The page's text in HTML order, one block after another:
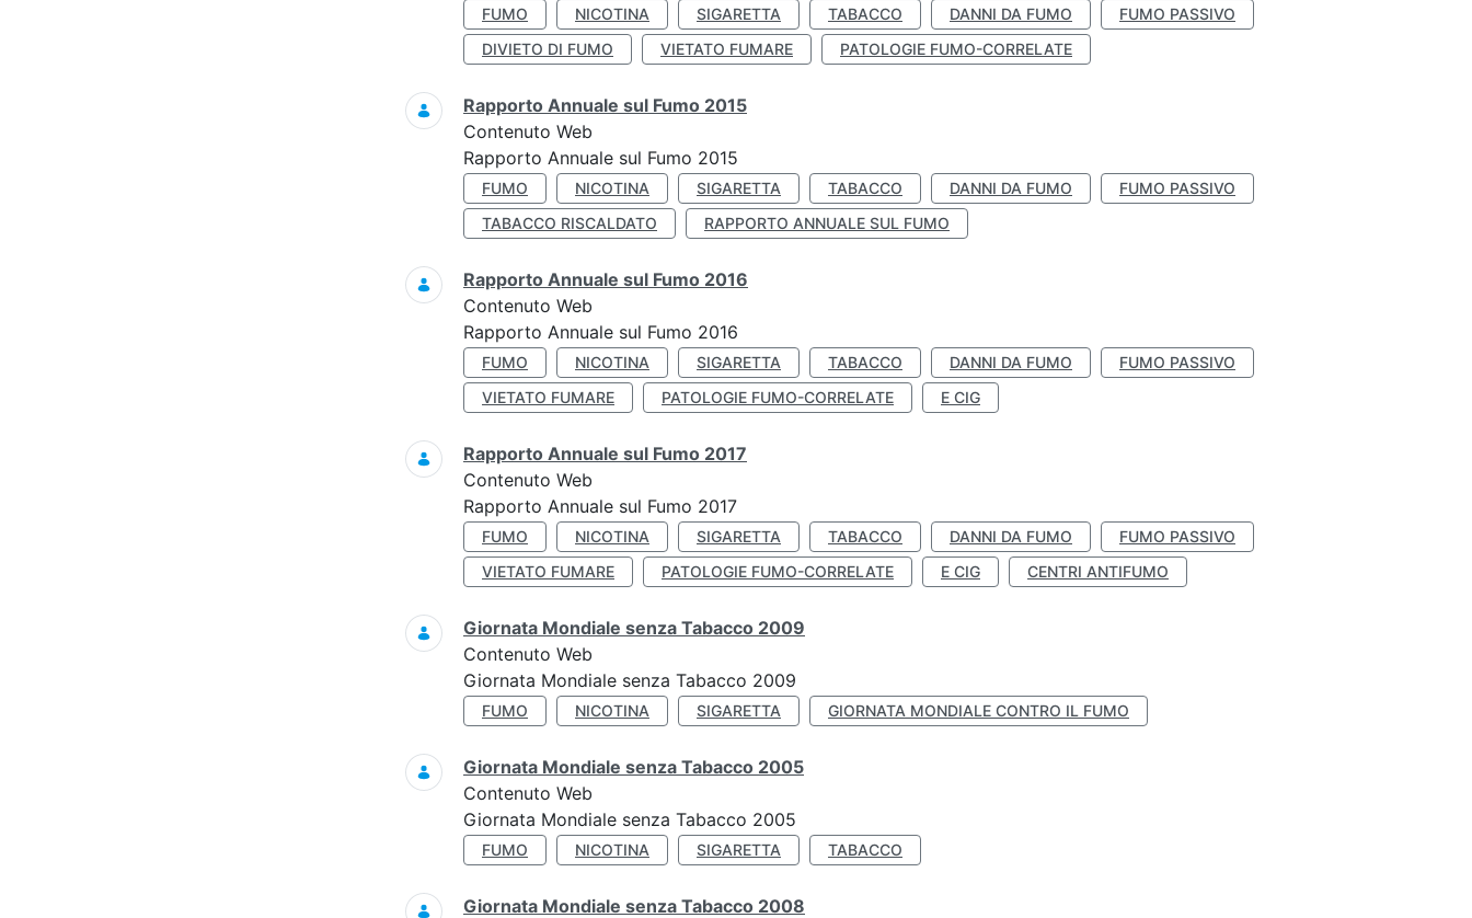
FUMO NICOTINA SIGARETTA TABACCO DANNI DA FUMO
FUMO PASSIVO
DIVIETO DI FUMO
VIETATO FUMARE PATOLOGIE FUMO-CORRELATE
Rapporto Annuale sul Fumo 2015
Contenuto Web
Rapporto Annuale sul Fumo 2015
FUMO NICOTINA SIGARETTA TABACCO DANNI DA FUMO
FUMO PASSIVO
TABACCO RISCALDATO
RAPPORTO ANNUALE SUL FUMO
Rapporto Annuale sul Fumo 2016
Contenuto Web
Rapporto Annuale sul Fumo 2016
FUMO NICOTINA SIGARETTA TABACCO DANNI DA FUMO
FUMO PASSIVO
VIETATO FUMARE
PATOLOGIE FUMO-CORRELATE E CIG
Rapporto Annuale sul Fumo 2017
Contenuto Web
Rapporto Annuale sul Fumo 2017
FUMO NICOTINA SIGARETTA TABACCO DANNI DA FUMO
FUMO PASSIVO
VIETATO FUMARE
PATOLOGIE FUMO-CORRELATE E CIG CENTRI ANTIFUMO
Giornata Mondiale senza Tabacco 2009
Contenuto Web
Giornata Mondiale senza Tabacco 2009
FUMO NICOTINA SIGARETTA GIORNATA MONDIALE CONTRO IL FUMO
Giornata Mondiale senza Tabacco 2005
Contenuto Web
Giornata Mondiale senza Tabacco 2005
FUMO NICOTINA SIGARETTA TABACCO
Giornata Mondiale senza Tabacco 2008